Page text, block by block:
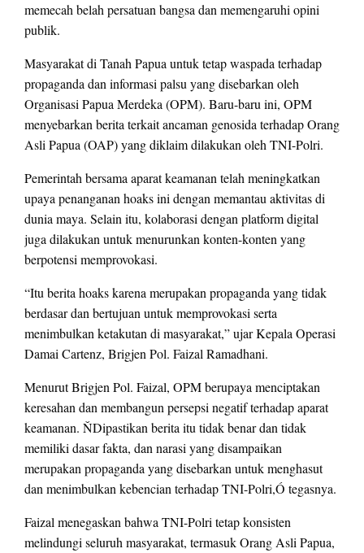
memecah belah persatuan bangsa dan memengaruhi opini
publik.
Masyarakat di Tanah Papua untuk tetap waspada terhadap
propaganda dan informasi palsu yang disebarkan oleh
Organisasi Papua Merdeka (OPM). Baru-baru ini, OPM
menyebarkan berita terkait ancaman genosida terhadap Orang
Asli Papua (OAP) yang diklaim dilakukan oleh TNI-Polri.
Pemerintah bersama aparat keamanan telah meningkatkan
upaya penanganan hoaks ini dengan memantau aktivitas di
dunia maya. Selain itu, kolaborasi dengan platform digital
juga dilakukan untuk menurunkan konten-konten yang
berpotensi memprovokasi.
“Itu berita hoaks karena merupakan propaganda yang tidak
berdasar dan bertujuan untuk memprovokasi serta
menimbulkan ketakutan di masyarakat,” ujar Kepala Operasi
Damai Cartenz, Brigjen Pol. Faizal Ramadhani.
Menurut Brigjen Pol. Faizal, OPM berupaya menciptakan
keresahan dan membangun persepsi negatif terhadap aparat
keamanan. ŇDipastikan berita itu tidak benar dan tidak
memiliki dasar fakta, dan narasi yang disampaikan
merupakan propaganda yang disebarkan untuk menghasut
dan menimbulkan kebencian terhadap TNI-Polri,Ó tegasnya.
Faizal menegaskan bahwa TNI-Polri tetap konsisten
melindungi seluruh masyarakat, termasuk Orang Asli Papua,